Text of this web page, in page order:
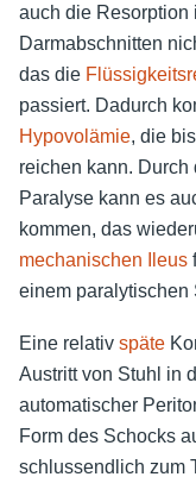
auch die Resorption
Darmabschnitten
das die
passiert. Dadurch
Hypovolämie, die
reichen kann.
Paralyse kann es
kommen, das
mechanischen Ileus
einem paralytischen
Eine relativ späte
Austritt von Stuhl in
automatischer
Form des Schocks
schlussendlich zum